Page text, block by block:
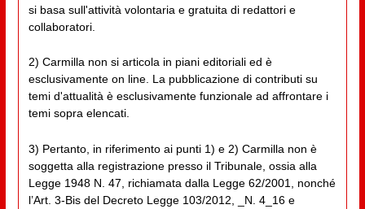
si basa sull'attività volontaria e gratuita di redattori e
collaboratori.
2) Carmilla non si articola in piani editoriali ed è
esclusivamente on line. La pubblicazione di contributi su
temi d'attualità è esclusivamente funzionale ad affrontare i
temi sopra elencati.
3) Pertanto, in riferimento ai punti 1) e 2) Carmilla non è
soggetta alla registrazione presso il Tribunale, ossia alla
Legge 1948 N. 47, richiamata dalla Legge 62/2001, nonché
l’Art. 3-Bis del Decreto Legge 103/2012, _N. 4_16 e